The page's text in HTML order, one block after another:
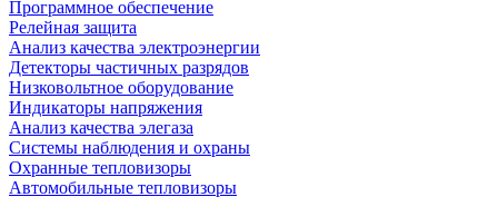
Программное обеспечение
Релейная защита
Анализ качества электроэнергии
Детекторы частичных разрядов
Низковольтное оборудование
Индикаторы напряжения
Анализ качества элегаза
Системы наблюдения и охраны
Охранные тепловизоры
Автомобильные тепловизоры